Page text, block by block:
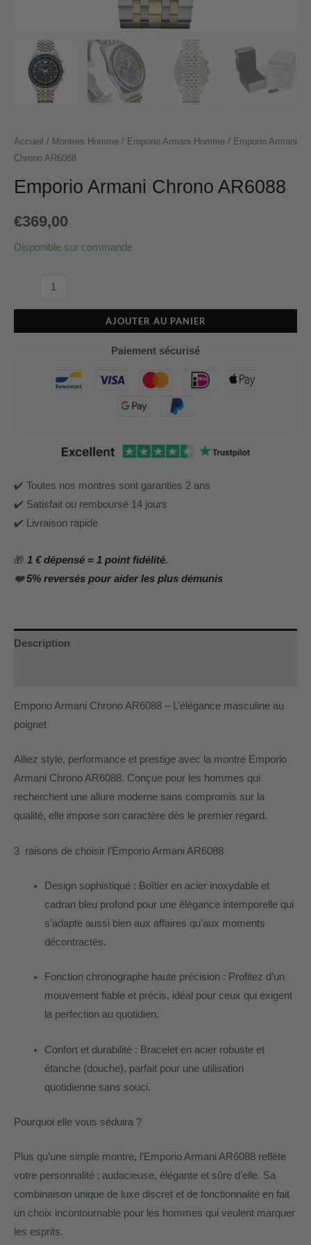
Accueil / Montres Homme / Emporio Armani Homme / Emporio Armani
Chrono AR6088
Emporio Armani Chrono AR6088
€369,00
Disponible sur commande
AJOUTER AU PANIER
Paiement sécurisé
✔️ Toutes nos montres sont garanties 2 ans
✔️ Satisfait ou remboursé 14 jours
✔️ Livraison rapide
🎁 1 € dépensé = 1 point fidélité.
❤️5% reversés pour aider les plus démunis
Description
Emporio Armani Chrono AR6088 – L’élégance masculine au
poignet
Alliez style, performance et prestige avec la montre Emporio
Armani Chrono AR6088. Conçue pour les hommes qui
recherchent une allure moderne sans compromis sur la
qualité, elle impose son caractère dès le premier regard.
3 raisons de choisir l’Emporio Armani AR6088
Design sophistiqué : Boîtier en acier inoxydable et
cadran bleu profond pour une élégance intemporelle qui
s’adapte aussi bien aux affaires qu’aux moments
décontractés.
Fonction chronographe haute précision : Profitez d’un
mouvement fiable et précis, idéal pour ceux qui exigent
la perfection au quotidien.
Confort et durabilité : Bracelet en acier robuste et
étanche (douche), parfait pour une utilisation
quotidienne sans souci.
Pourquoi elle vous séduira ?
Plus qu’une simple montre, l’Emporio Armani AR6088 reflète
votre personnalité : audacieuse, élégante et sûre d’elle. Sa
combinaison unique de luxe discret et de fonctionnalité en fait
un choix incontournable pour les hommes qui veulent marquer
les esprits.